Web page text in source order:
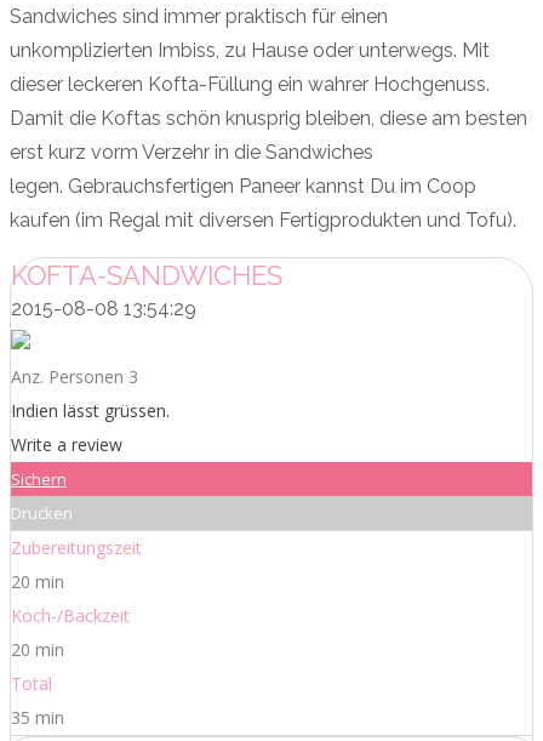
Sandwiches sind immer praktisch für einen
unkomplizierten Imbiss, zu Hause oder unterwegs. Mit
dieser leckeren Kofta-Füllung ein wahrer Hochgenuss.
Damit die Koftas schön knusprig bleiben, diese am besten
erst kurz vorm Verzehr in die Sandwiches
legen. Gebrauchsfertigen Paneer kannst Du im Coop
kaufen (im Regal mit diversen Fertigprodukten und Tofu).
KOFTA-SANDWICHES
2015-08-08 13:54:29
Anz. Personen 3
Indien lässt grüssen.
Write a review
Sichern
Drucken
Zubereitungszeit
20 min
Koch-/Backzeit
20 min
Total
35 min